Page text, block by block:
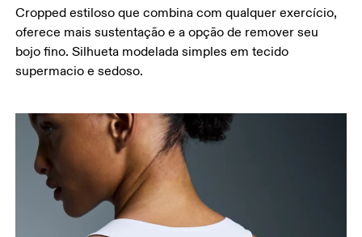
Cropped estiloso que combina com qualquer exercício,
oferece mais sustentação e a opção de remover seu
bojo fino. Silhueta modelada simples em tecido
supermacio e sedoso.